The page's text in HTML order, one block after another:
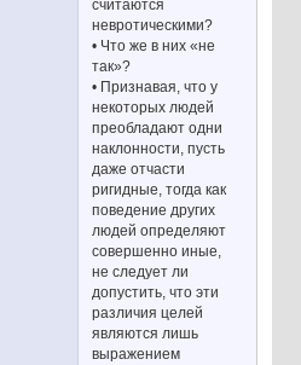
считаются
невротическими?
• Что же в них «не
так»?
• Признавая, что у
некоторых людей
преобладают одни
наклонности, пусть
даже отчасти
ригидные, тогда как
поведение других
людей определяют
совершенно иные,
не следует ли
допустить, что эти
различия целей
являются лишь
выражением